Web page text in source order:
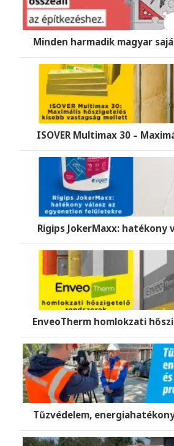
Minden harmadik magyar
ISOVER Multimax 30 –
Rigips JokerMaxx: hatékony
EnveoTherm homlokzati
Tűzvédelem,